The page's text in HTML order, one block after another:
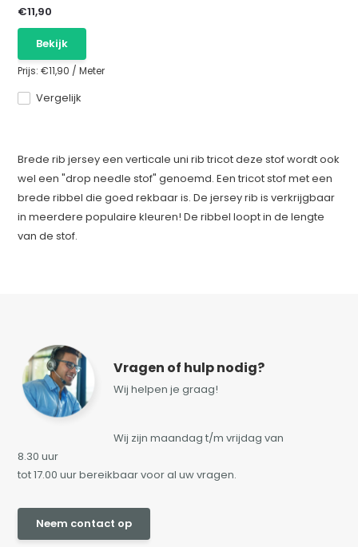
Vergelijk
€11,90
Bekijk
Prijs:€11,90 /Meter
Brede rib jersey een verticale uni rib tricot deze stof wordt ook
wel een "drop needle stof" genoemd. Een tricot stof met een
brede ribbel die goed rekbaar is. De jersey rib is verkrijgbaar
in meerdere populaire kleuren! De ribbel loopt in de lengte
van de stof.
Vragen of hulp nodig?
Wij helpen je graag!
Wij zijn maandag t/m vrijdag van
8.30 uur
tot 17.00 uur bereikbaar voor al uw vragen.
Neem contact op